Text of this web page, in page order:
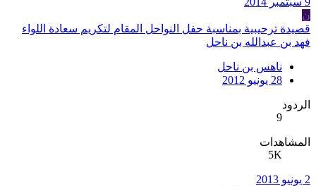
ن
قصيدة ترحيبية بمناسبة حفل النواحل المقام لتكريم سعادة اللواء
فهد بن عبدالله بن ناحل
ناهس بن ناحل
28 يونيو 2012
الردود
9
المشاهدات
5K
2 يونيو 2013